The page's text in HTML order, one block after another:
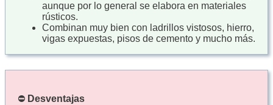
aunque por lo general se elabora en materiales
rústicos.
Combinan muy bien con ladrillos vistosos, hierro,
vigas expuestas, pisos de cemento y mucho más.
⛔ Desventajas